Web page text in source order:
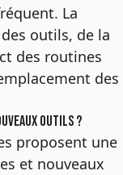
La
outils, de la
des routines
des
outils ?
proposent une
et nouveaux